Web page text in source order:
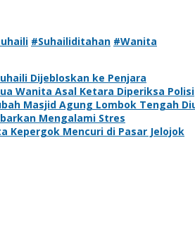
#Suhailiditahan #Wanita
Dijebloskan ke Penjara
Wanita Asal Ketara Diperiksa Polisi
Masjid Agung Lombok Tengah
Mengalami Stres
Kepergok Mencuri di Pasar Jelojok